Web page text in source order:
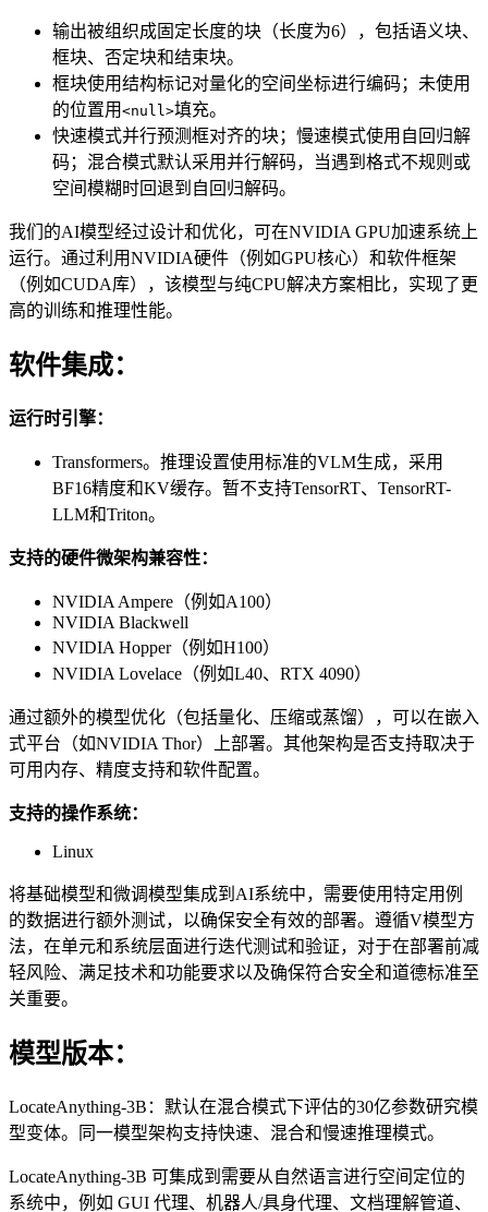
输出被组织成固定长度的块（长度为6），包括语义块、
框块、否定块和结束块。
框块使用结构标记对量化的空间坐标进行编码；未使用
的位置用 <null>填充。
快速模式并行预测框对齐的块；慢速模式使用自回归解
码；混合模式默认采用并行解码，当遇到格式不规则或
空间模糊时回退到自回归解码。
我们的AI模型经过设计和优化，可在NVIDIA GPU加速系统上
运行。通过利用NVIDIA硬件（例如GPU核心）和软件框架
（例如CUDA库），该模型与纯CPU解决方案相比，实现了更
高的训练和推理性能。
软件集成：
运行时引擎：
Transformers。推理设置使用标准的VLM生成，采用
BF16精度和KV缓存。暂不支持TensorRT、TensorRT-
LLM和Triton。
支持的硬件微架构兼容性：
NVIDIA Ampere（例如A100）
NVIDIA Blackwell
NVIDIA Hopper（例如H100）
NVIDIA Lovelace（例如L40、RTX 4090）
通过额外的模型优化（包括量化、压缩或蒸馏），可以在嵌入
式平台（如NVIDIA Thor）上部署。其他架构是否支持取决于
可用内存、精度支持和软件配置。
支持的操作系统：
Linux
将基础模型和微调模型集成到AI系统中，需要使用特定用例
的数据进行额外测试，以确保安全有效的部署。遵循V模型方
法，在单元和系统层面进行迭代测试和验证，对于在部署前减
轻风险、满足技术和功能要求以及确保符合安全和道德标准至
关重要。
模型版本：
LocateAnything-3B：默认在混合模式下评估的30亿参数研究模
型变体。同一模型架构支持快速、混合和慢速推理模式。
LocateAnything-3B 可集成到需要从自然语言进行空间定位的
系统中，例如 GUI 代理、机器人/具身代理、文档理解管道、